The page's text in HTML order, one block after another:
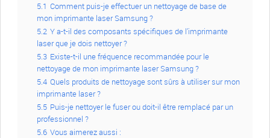
5.1 Comment puis-je effectuer un nettoyage de base de
mon imprimante laser Samsung ?
5.2 Y a-t-il des composants spécifiques de l’imprimante
laser que je dois nettoyer ?
5.3 Existe-t-il une fréquence recommandée pour le
nettoyage de mon imprimante laser Samsung ?
5.4 Quels produits de nettoyage sont sûrs à utiliser sur mon
imprimante laser ?
5.5 Puis-je nettoyer le fuser ou doit-il être remplacé par un
professionnel ?
5.6 Vous aimerez aussi :